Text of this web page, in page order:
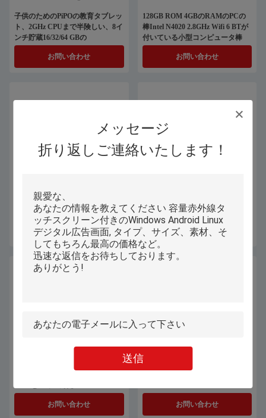
メッセージ
折り返しご連絡いたします！
送信
子供のためのPiPOの教育タブレッ
ト、2GHz CPUまで半険しい、8イ
ンチ貯蔵16/32/64 GBの
お問い合わせ
128GB ROM 4GBのRAMのPCの
棒Intel N4020 2.8GHz Wifi 6 BTが
付いている小型コンピュータ棒
お問い合わせ
超静かな冷却ファンOEM ODMが
付いている賭博の卓上小型コンピ
ュータ
お問い合わせ
ータWIFIの芯を取る
お問い合わせ
お問い合わせ
Fanless産業卓上小型コンピュータ
お問い合わせ